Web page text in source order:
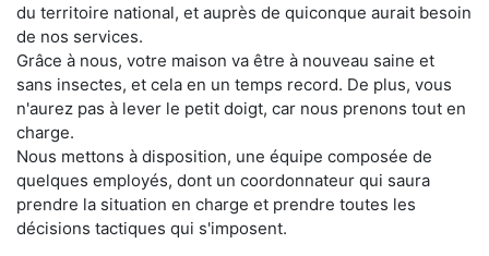
du territoire national, et auprès de quiconque aurait besoin
de nos services.
Grâce à nous, votre maison va être à nouveau saine et
sans insectes, et cela en un temps record. De plus, vous
n'aurez pas à lever le petit doigt, car nous prenons tout en
charge.
Nous mettons à disposition, une équipe composée de
quelques employés, dont un coordonnateur qui saura
prendre la situation en charge et prendre toutes les
décisions tactiques qui s'imposent.